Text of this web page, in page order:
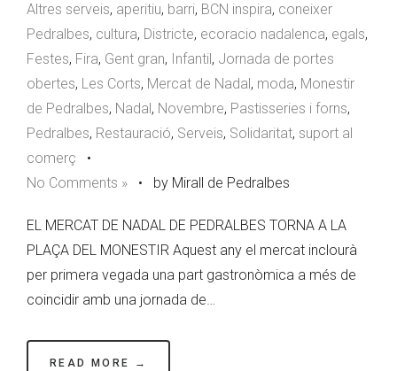
Altres serveis, aperitiu, barri, BCN inspira, coneixer
Pedralbes, cultura, Districte, ecoracio nadalenca, egals,
Festes, Fira, Gent gran, Infantil, Jornada de portes
obertes, Les Corts, Mercat de Nadal, moda, Monestir
de Pedralbes, Nadal, Novembre, Pastisseries i forns,
Pedralbes, Restauració, Serveis, Solidaritat, suport al
comerç •
No Comments » • by Mirall de Pedralbes
EL MERCAT DE NADAL DE PEDRALBES TORNA A LA
PLAÇA DEL MONESTIR Aquest any el mercat inclourà
per primera vegada una part gastronòmica a més de
coincidir amb una jornada de…
READ MORE →